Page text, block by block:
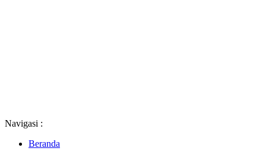
Navigasi :
Beranda